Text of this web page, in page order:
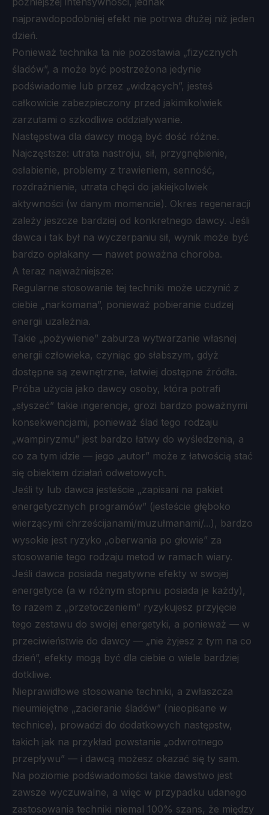
najprawdopodobniej efekt nie potrwa dłużej niż jeden
dzień.
Ponieważ technika ta nie pozostawia „fizycznych
śladów”, a może być postrzeżona jedynie
podświadomie lub przez „widzących”, jesteś
całkowicie zabezpieczony przed jakimikolwiek
zarzutami o szkodliwe oddziaływanie.
Następstwa dla dawcy mogą być dość różne.
Najczęstsze: utrata nastroju, sił, przygnębienie,
osłabienie, problemy z trawieniem, senność,
rozdrażnienie, utrata chęci do jakiejkolwiek
aktywności (w danym momencie). Okres regeneracji
zależy jeszcze bardziej od konkretnego dawcy. Jeśli
dawca i tak był na wyczerpaniu sił, wynik może być
bardzo opłakany — nawet poważna choroba.
A teraz najważniejsze:
Regularne stosowanie tej techniki może uczynić z
ciebie „narkomana”, ponieważ pobieranie cudzej
energii uzależnia.
Takie „pożywienie” zaburza wytwarzanie własnej
energii człowieka, czyniąc go słabszym, gdyż
dostępne są zewnętrzne, łatwiej dostępne źródła.
Próba użycia jako dawcy osoby, która potrafi
„słyszeć” takie ingerencje, grozi bardzo poważnymi
konsekwencjami, ponieważ ślad tego rodzaju
„wampiryzmu” jest bardzo łatwy do wyśledzenia, a
co za tym idzie — jego „autor” może z łatwością stać
się obiektem działań odwetowych.
Jeśli ty lub dawca jesteście „zapisani na pakiet
energetycznych programów” (jesteście głęboko
wierzącymi chrześcijanami/muzułmanami/...), bardzo
wysokie jest ryzyko „oberwania po głowie” za
stosowanie tego rodzaju metod w ramach wiary.
Jeśli dawca posiada negatywne efekty w swojej
energetyce (a w różnym stopniu posiada je każdy),
to razem z „przetoczeniem” ryzykujesz przyjęcie
tego zestawu do swojej energetyki, a ponieważ — w
przeciwieństwie do dawcy — „nie żyjesz z tym na co
dzień”, efekty mogą być dla ciebie o wiele bardziej
dotkliwe.
Nieprawidłowe stosowanie techniki, a zwłaszcza
nieumiejętne „zacieranie śladów” (nieopisane w
technice), prowadzi do dodatkowych następstw,
takich jak na przykład powstanie „odwrotnego
przepływu” — i dawcą możesz okazać się ty sam.
Na poziomie podświadomości takie dawstwo jest
zawsze wyczuwalne, a więc w przypadku udanego
zastosowania techniki niemal 100% szans, że między